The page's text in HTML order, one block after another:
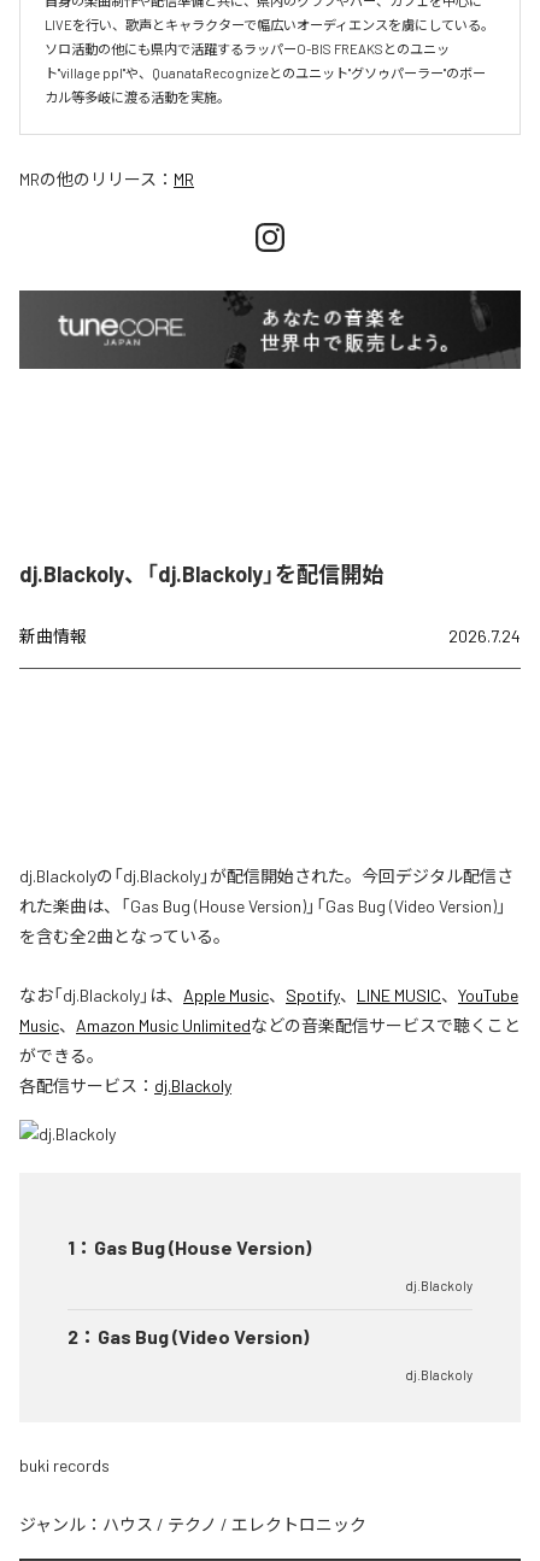
LIVEを行い、歌声とキャラクターで幅広いオーディエンスを虜にしている。
ソロ活動の他にも県内で活躍するラッパーO-BIS FREAKSとのユニッ
ト"village ppl"や、QuanataRecognizeとのユニット"グソゥパーラー"のボー
カル等多岐に渡る活動を実施。
MRの他のリリース： MR
dj.Blackoly、「dj.Blackoly」を配信開始
新曲情報 2026.7.24
dj.Blackolyの「dj.Blackoly」が配信開始された。今回デジタル配信さ
れた楽曲は、「Gas Bug (House Version)」「Gas Bug (Video Version)」
を含む全2曲となっている。
なお「dj.Blackoly」は、 Apple Music、 Spotify、 LINE MUSIC、 YouTube
Music、 Amazon Music Unlimitedなどの音楽配信サービスで聴くこと
ができる。
各配信サービス： dj.Blackoly
1 ： Gas Bug (House Version)
dj.Blackoly
2 ： Gas Bug (Video Version)
dj.Blackoly
buki records
ジャンル： ハウス / テクノ / エレクトロニック